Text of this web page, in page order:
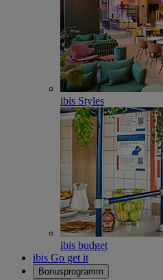
ibis Styles
ibis budget
ibis Go get it
Bonusprogramm